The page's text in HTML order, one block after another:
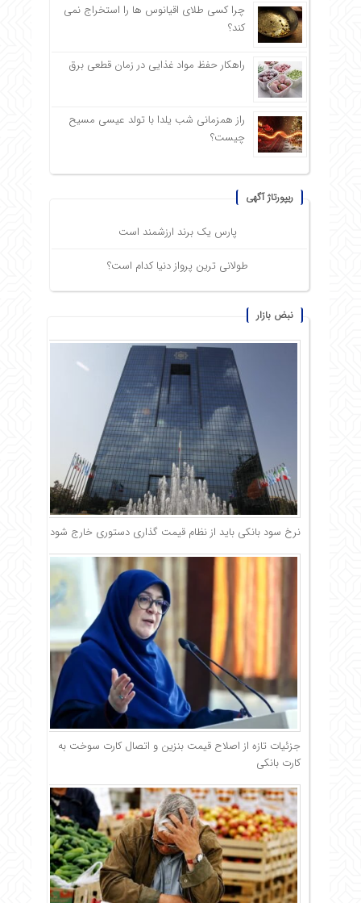
چرا کسی طلای اقیانوس ها را استخراج نمی
کند؟
راهکار حفظ مواد غذایی در زمان قطعی برق
راز همزمانی شب یلدا با تولد عیسی مسیح
چیست؟
ریپورتاژ آگهی
پارس یک برند ارزشمند است
طولانی ترین پرواز دنیا کدام است؟
نبض بازار
نرخ سود بانکی باید از نظام قیمت گذاری دستوری خارج شود
جزئیات تازه از اصلاح قیمت بنزین و اتصال کارت سوخت به
کارت بانکی